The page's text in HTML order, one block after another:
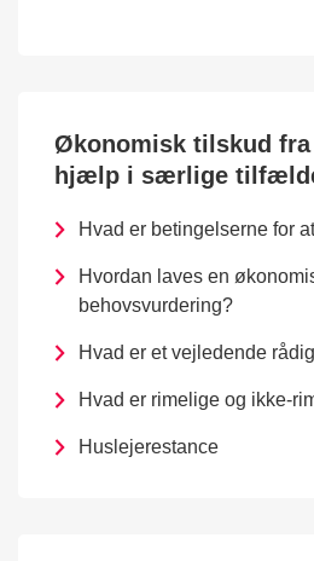
Økonomisk tilskud fra
hjælp i særlige
Hvad er betingelserne for
Hvordan laves en
behovsvurdering?
Hvad er et vejledende
Hvad er rimelige og ikke-
Huslejerestance